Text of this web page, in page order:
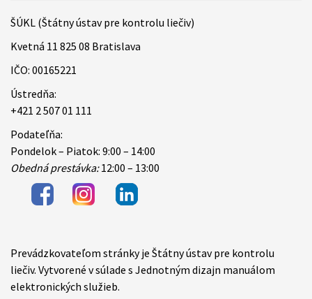
ŠÚKL (Štátny ústav pre kontrolu liečiv)
Kvetná 11 825 08 Bratislava
IČO: 00165221
Ústredňa:
+421 2 507 01 111
Podateľňa:
Pondelok – Piatok: 9:00 – 14:00
Obedná prestávka:12:00 – 13:00
Items
Prevádzkovateľom stránky je Štátny ústav pre kontrolu
liečiv. Vytvorené v súlade s Jednotným dizajn manuálom
elektronických služieb.